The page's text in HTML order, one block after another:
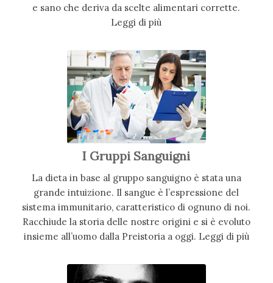
e sano che deriva da scelte alimentari corrette.
Leggi di più
I Gruppi Sanguigni
La dieta in base al gruppo sanguigno è stata una
grande intuizione. Il sangue è l’espressione del
sistema immunitario, caratteristico di ognuno di noi.
Racchiude la storia delle nostre origini e si è evoluto
insieme all’uomo dalla Preistoria a oggi. Leggi di più